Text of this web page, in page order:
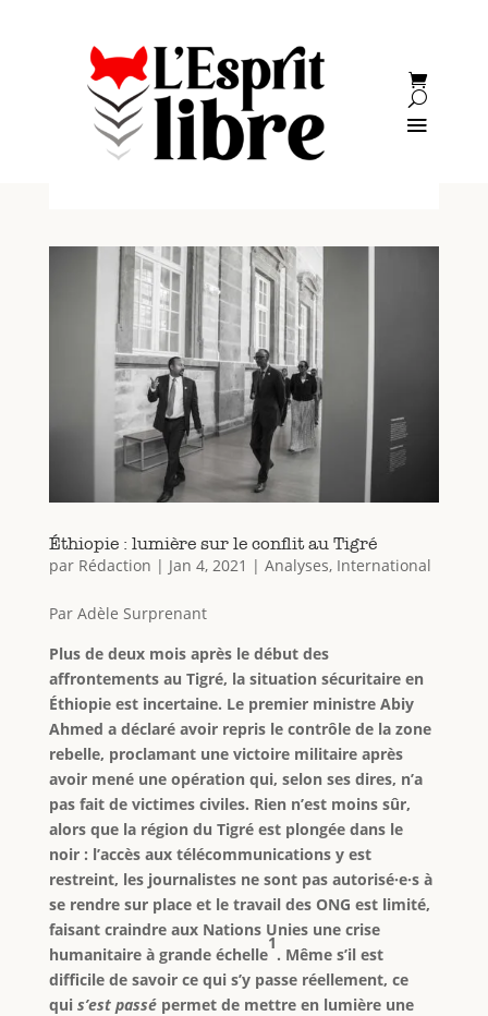
Éthiopie : lumière sur le conflit au Tigré
par Rédaction | Jan 4, 2021 | Analyses, International
Par Adèle Surprenant
Plus de deux mois après le début des
affrontements au Tigré, la situation sécuritaire en
Éthiopie est incertaine. Le premier ministre Abiy
Ahmed a déclaré avoir repris le contrôle de la zone
rebelle, proclamant une victoire militaire après
avoir mené une opération qui, selon ses dires, n’a
pas fait de victimes civiles. Rien n’est moins sûr,
alors que la région du Tigré est plongée dans le
noir : l’accès aux télécommunications y est
restreint, les journalistes ne sont pas autorisé·e·s à
se rendre sur place et le travail des ONG est limité,
faisant craindre aux Nations Unies une crise
humanitaire à grande échelle
1
. Même s’il est
difficile de savoir ce qui s’y passe réellement, ce
qui s’est passé permet de mettre en lumière une